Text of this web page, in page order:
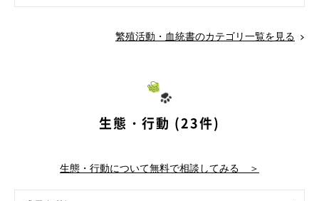
繁殖活動・血統書のカテゴリ一覧を見る
生態・行動 (23件)
生態・行動について無料で相談してみる ＞